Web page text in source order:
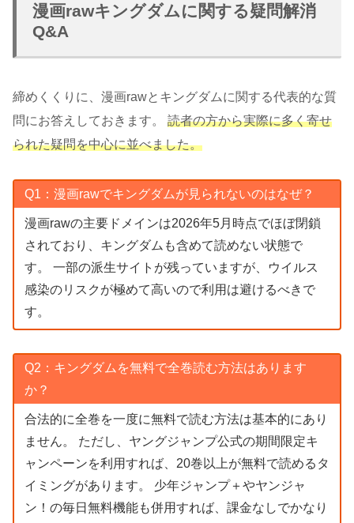
漫画rawキングダムに関する疑問解消
Q&A
締めくくりに、漫画rawとキングダムに関する代表的な質
問にお答えしておきます。 読者の方から実際に多く寄せ
られた疑問を中心に並べました。
Q1：漫画rawでキングダムが見られないのはなぜ？
漫画rawの主要ドメインは2026年5月時点でほぼ閉鎖
されており、キングダムも含めて読めない状態で
す。 一部の派生サイトが残っていますが、ウイルス
感染のリスクが極めて高いので利用は避けるべきで
す。
Q2：キングダムを無料で全巻読む方法はあります
か？
合法的に全巻を一度に無料で読む方法は基本的にあり
ません。 ただし、ヤングジャンプ公式の期間限定キ
ャンペーンを利用すれば、20巻以上が無料で読めるタ
イミングがあります。 少年ジャンプ＋やヤンジャ
ン！の毎日無料機能も併用すれば、課金なしでかなり